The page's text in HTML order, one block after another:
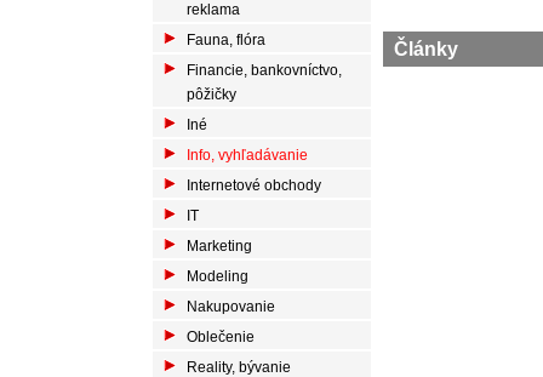
reklama
Fauna, flóra
Financie, bankovníctvo,
pôžičky
Iné
Info, vyhľadávanie
Internetové obchody
IT
Marketing
Modeling
Nakupovanie
Oblečenie
Reality, bývanie
Články